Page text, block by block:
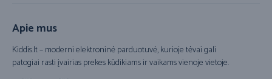
Apie mus
Kiddis.lt – moderni elektroninė parduotuvė, kurioje tėvai gali
patogiai rasti įvairias prekes kūdikiams ir vaikams vienoje vietoje.